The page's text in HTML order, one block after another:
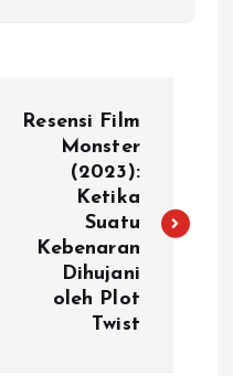
Resensi Film
Monster
(2023):
Ketika
Suatu
Kebenaran
Dihujani
oleh Plot
Twist